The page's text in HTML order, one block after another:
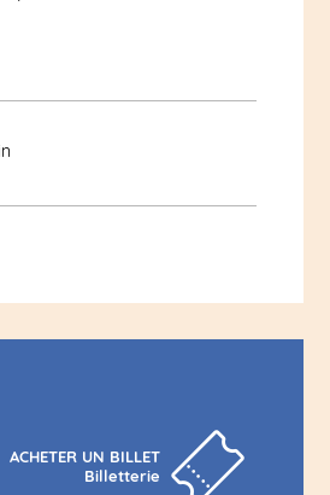
ACHETER UN BILLET
Billetterie